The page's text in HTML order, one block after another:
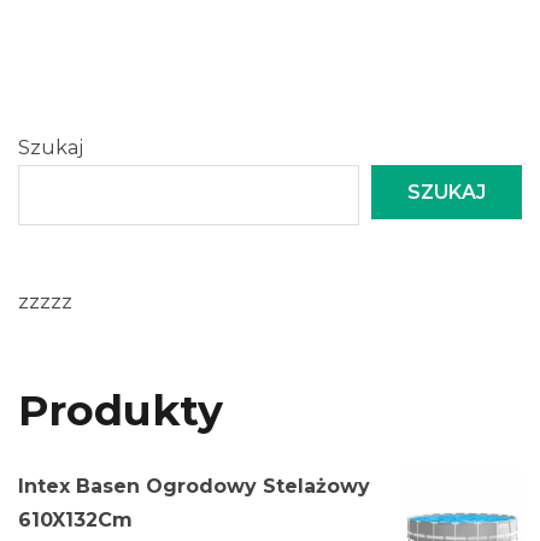
Szukaj
SZUKAJ
zzzzz
Produkty
Intex Basen Ogrodowy Stelażowy
610X132Cm